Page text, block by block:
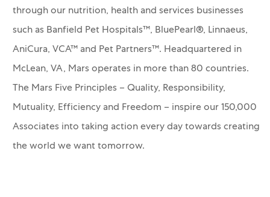
through our nutrition, health and services businesses
such as Banfield Pet Hospitals™, BluePearl®, Linnaeus,
AniCura, VCA™ and Pet Partners™. Headquartered in
McLean, VA, Mars operates in more than 80 countries.
The Mars Five Principles – Quality, Responsibility,
Mutuality, Efficiency and Freedom – inspire our 150,000
Associates into taking action every day towards creating
the world we want tomorrow.